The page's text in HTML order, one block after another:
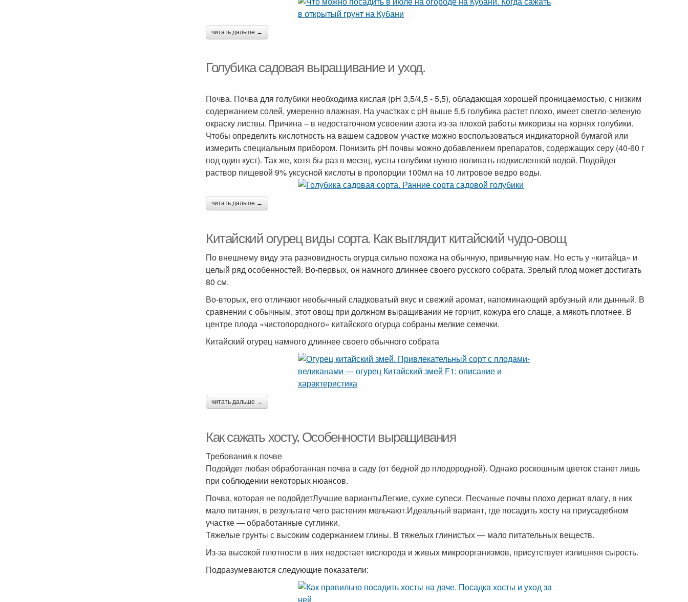
читать дальше →
Голубика садовая выращивание и уход.
Почва. Почва для голубики необходима кислая (pH 3,5/4,5 - 5,5), обладающая хорошей проницаемостью, с низким
содержанием солей, умеренно влажная. На участках с pH выше 5,5 голубика растет плохо, имеет светло-зеленую
окраску листвы. Причина – в недостаточном усвоении азота из-за плохой работы микоризы на корнях голубики.
Чтобы определить кислотность на вашем садовом участке можно воспользоваться индикаторной бумагой или
измерить специальным прибором. Понизить рН почвы можно добавлением препаратов, содержащих серу (40-60 г
под один куст). Так же, хотя бы раз в месяц, кусты голубики нужно поливать подкисленной водой. Подойдет
раствор пищевой 9% уксусной кислоты в пропорции 100мл на 10 литровое ведро воды.
читать дальше →
Китайский огурец виды сорта. Как выглядит китайский чудо-овощ
По внешнему виду эта разновидность огурца сильно похожа на обычную, привычную нам. Но есть у «китайца» и
целый ряд особенностей. Во-первых, он намного длиннее своего русского собрата. Зрелый плод может достигать
80 см.
Во-вторых, его отличают необычный сладковатый вкус и свежий аромат, напоминающий арбузный или дынный. В
сравнении с обычным, этот овощ при должном выращивании не горчит, кожура его слаще, а мякоть плотнее. В
центре плода «чистопородного» китайского огурца собраны мелкие семечки.
Китайский огурец намного длиннее своего обычного собрата
читать дальше →
Как сажать хосту. Особенности выращивания
Требования к почве
Подойдет любая обработанная почва в саду (от бедной до плодородной). Однако роскошным цветок станет лишь
при соблюдении некоторых нюансов.
Почва, которая не подойдетЛучшие вариантыЛегкие, сухие супеси. Песчаные почвы плохо держат влагу, в них
мало питания, в результате чего растения мельчают.Идеальный вариант, где посадить хосту на приусадебном
участке — обработанные суглинки.
Тяжелые грунты с высоким содержанием глины. В тяжелых глинистых — мало питательных веществ.
Из-за высокой плотности в них недостает кислорода и живых микроорганизмов, присутствует излишняя сырость.
Подразумеваются следующие показатели: